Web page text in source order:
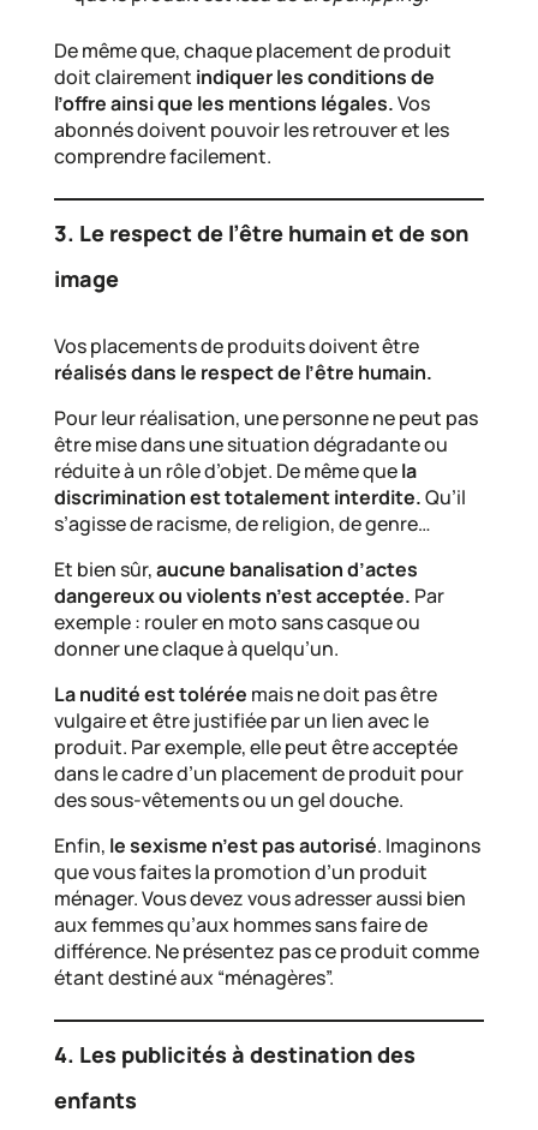
De même que, chaque placement de produit
doit clairement indiquer les conditions de
l’offre ainsi que les mentions légales.Vos
abonnés doivent pouvoir les retrouver et les
comprendre facilement.
3. Le respect de l’être humain et de son
image
Vos placements de produits doivent être
réalisés dans le respect de l’être humain.
Pour leur réalisation, une personne ne peut pas
être mise dans une situation dégradante ou
réduite à un rôle d’objet. De même quela
discrimination est totalement interdite.Qu’il
s’agisse de racisme, de religion, de genre…
Et bien sûr,aucune banalisation d’actes
dangereux ou violents n’est acceptée. Par
exemple : rouler en moto sans casque ou
donner une claque à quelqu’un.
La nudité est tolérée mais ne doit pas être
vulgaire et être justifiée par un lien avec le
produit. Par exemple, elle peut être acceptée
dans le cadre d’un placement de produit pour
des sous-vêtements ou un gel douche.
Enfin, le sexisme n’est pas autorisé. Imaginons
que vous faites la promotion d’un produit
ménager. Vous devez vous adresser aussi bien
aux femmes qu’aux hommes sans faire de
différence. Ne présentez pas ce produit comme
étant destiné aux “ménagères”.
4. Les publicités à destination des
enfants